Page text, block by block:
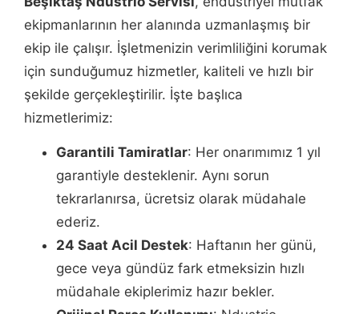
ekipmanlarının her alanında uzmanlaşmış bir
ekip ile çalışır. İşletmenizin verimliliğini korumak
için sunduğumuz hizmetler, kaliteli ve hızlı bir
şekilde gerçekleştirilir. İşte başlıca
hizmetlerimiz:
Garantili Tamiratlar: Her onarımımız 1 yıl
garantiyle desteklenir. Aynı sorun
tekrarlanırsa, ücretsiz olarak müdahale
ederiz.
24 Saat Acil Destek: Haftanın her günü,
gece veya gündüz fark etmeksizin hızlı
müdahale ekiplerimiz hazır bekler.